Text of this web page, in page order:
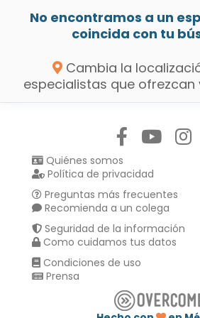
No encontramos a un
coincida con tu
Cambia la
especialistas que ofrezcan
Quiénes somos
Política de privacidad
Preguntas más frecuentes
Recomienda a un colega
Seguridad de la información
Como cuidamos tus datos
Condiciones de uso
Prensa